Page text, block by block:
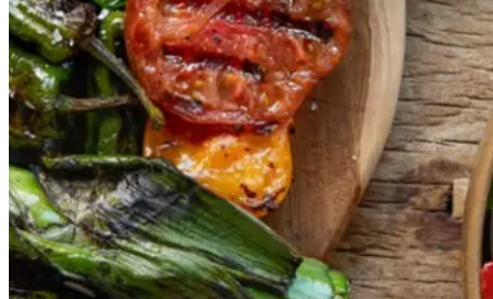
Vores version af den traditionelle
salat empedrat fra det catalanske
køkken. Spis den med brød som
en let frokost eller i et større
måltid som her. Salbitxada minder
noget om en anden ligeledes
catalansk sauce, romesco. I
Catalonien spises den til såkaldte
calcots, der er små porrelignende
løg. Dem griller man helt sorte, så
fjerner man den yderste skal og
dypper det fløjlsbløde løg i
saucen. Calcots er svære at
opdrive på disse kanter, men små
nye porrer kan bruges.